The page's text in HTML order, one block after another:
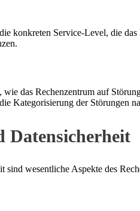
konkreten Service-Level, die
das Rechenzentrum auf
Kategorisierung der Störungen
Datensicherheit
sind wesentliche Aspekte des